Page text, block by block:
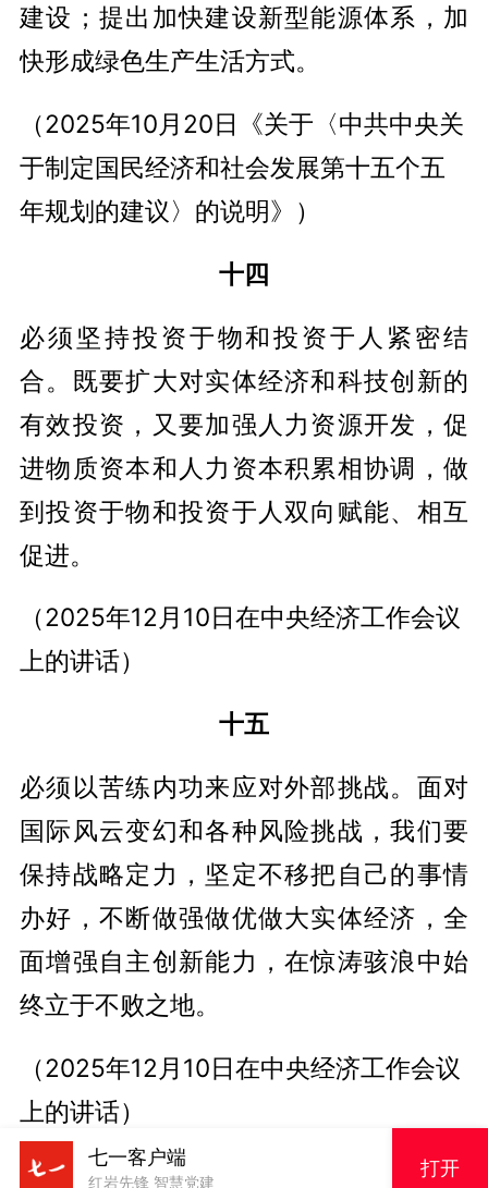
建设；提出加快建设新型能源体系，加
快形成绿色生产生活方式。
（2025年10月20日《关于〈中共中央关
于制定国民经济和社会发展第十五个五
年规划的建议〉的说明》）
十四
必须坚持投资于物和投资于人紧密结
合。既要扩大对实体经济和科技创新的
有效投资，又要加强人力资源开发，促
进物质资本和人力资本积累相协调，做
到投资于物和投资于人双向赋能、相互
促进。
（2025年12月10日在中央经济工作会议
上的讲话）
十五
必须以苦练内功来应对外部挑战。面对
国际风云变幻和各种风险挑战，我们要
保持战略定力，坚定不移把自己的事情
办好，不断做强做优做大实体经济，全
面增强自主创新能力，在惊涛骇浪中始
终立于不败之地。
（2025年12月10日在中央经济工作会议
上的讲话）
※这是习近平总书记2016年12月至2025
七一客户端
红岩先锋 智慧党建
打开